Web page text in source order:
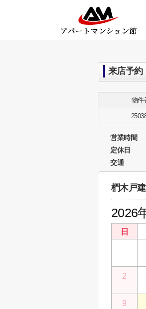
来店予約
物件
営業時間
定休日
交通
椚木戸
2026
日
2
9